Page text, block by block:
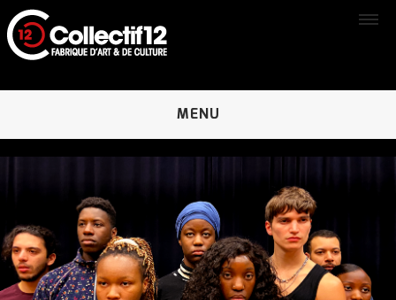
MENU
ACCUEIL
LE COLLECTIF 12
Le projet
L’historique